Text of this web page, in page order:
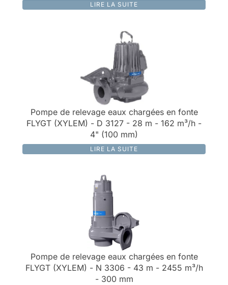
LIRE LA SUITE
Pompe de relevage eaux chargées en fonte
FLYGT (XYLEM) - D 3127 - 28 m - 162 m³/h -
4" (100 mm)
LIRE LA SUITE
Pompe de relevage eaux chargées en fonte
FLYGT (XYLEM) - N 3306 - 43 m - 2455 m³/h
- 300 mm